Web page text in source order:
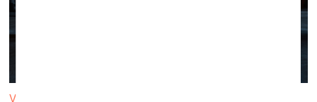
Valdis Celms. "Dzīvības ritmi". Foto: Hedi Jaansoo